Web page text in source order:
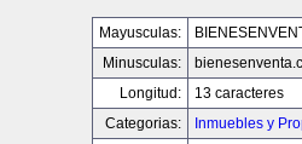
Mayusculas:
Minusculas:
Longitud:
13 caracteres
Categorias:
Inmuebles y